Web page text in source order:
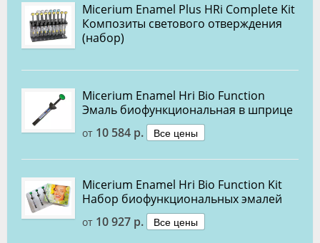
Micerium Enamel Plus HRi Complete Kit
Композиты светового отверждения
(набор)
Micerium Enamel Hri Bio Function
Эмаль биофункциональная в шприце
от 10 584 р. Все цены
Micerium Enamel Hri Bio Function Kit
Набор биофункциональных эмалей
от 10 927 р. Все цены